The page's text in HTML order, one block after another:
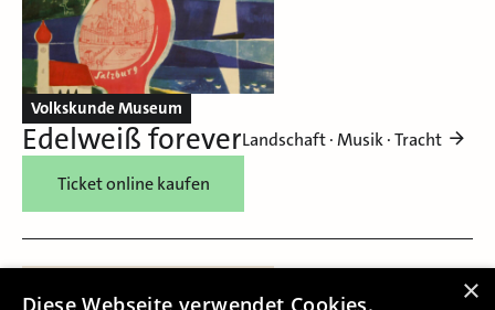
Volkskunde Museum
Edelweiß foreverLandschaft · Musik · Tracht
Ticket online kaufen
×
Diese Webseite verwendet Cookies.